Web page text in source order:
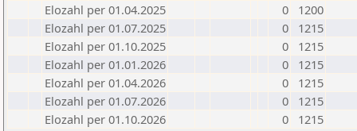
Elozahl per 01.04.2025
0
1200
Elozahl per 01.07.2025
0
1215
Elozahl per 01.10.2025
0
1215
Elozahl per 01.01.2026
0
1215
Elozahl per 01.04.2026
0
1215
Elozahl per 01.07.2026
0
1215
Elozahl per 01.10.2026
0 1215